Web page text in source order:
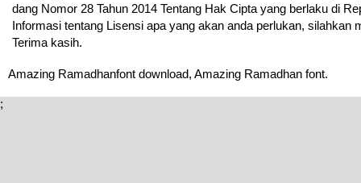
dang Nomor 28 Tahun 2014 Tentang Hak Cipta yang berlaku di
Informasi tentang Lisensi apa yang akan anda perlukan,
Terima kasih.
Amazing Ramadhanfont download, Amazing Ramadhan font.
;